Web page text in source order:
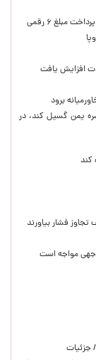
مبلغ ۶ رقمی
افزایش یافت
برود
یمن گسیل کند، در
کند
تجاوز فشار بیاورند
مواجه است